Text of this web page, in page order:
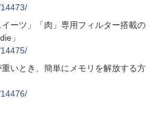
ーツ」「肉」専用フィルター搭載の
」
重いとき、簡単にメモリを解放する方